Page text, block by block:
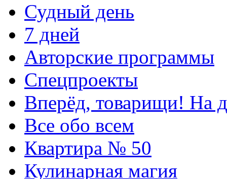
Судный день
7 дней
Авторские программы
Спецпроекты
Вперёд, товарищи! На
Все обо всем
Квартира № 50
Кулинарная магия